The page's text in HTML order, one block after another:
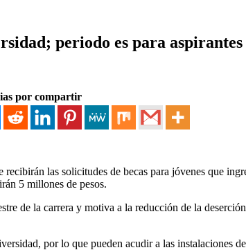
periodo es para
por compartir
las solicitudes de becas para jóvenes que
5 millones de pesos.
de la carrera y motiva a la reducción de la
por lo que pueden acudir a las instalaciones